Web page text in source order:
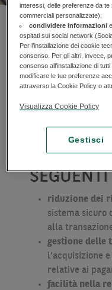
BNL
PARIBAS,
PUBBLICA
SERVIZIO
riduzione dei
sistema sicuro
alla
gestione delle
l’acquisizione
relative ai
facilità nella
interessi, delle preferenze da
commerciali personalizzate);
condividere informazionie
ospitati sui social network
Per l’installazione dei cookie
consenso. Per gli altri, invece,
consenso all’installazione di
modificare le tue preferenze
attraverso la Cookie Policy o
Visualizza Cookie Policy
Gestisci